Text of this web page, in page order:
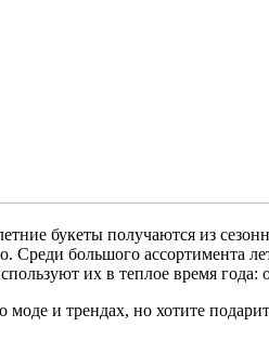
букеты получаются из
Среди большого ассортимента
их в теплое время
моде и трендах, но хотите